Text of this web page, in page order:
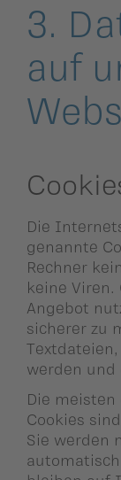
3.
auf
Die
genannte
Rechner
keine Viren.
Angebot
sicherer zu
werden und
Die
Cookies
Sie werden